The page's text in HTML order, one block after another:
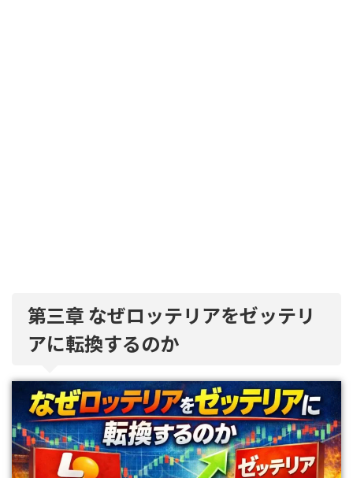
第三章 なぜロッテリアをゼッテリ
アに転換するのか